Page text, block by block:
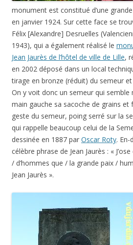
monument est constitué d’une
en janvier 1924. Sur cette face se
Félix [Alexandre] Desruelles
1943), qui a également réalisé le
Jean Jaurès de l’hôtel de ville de Lille,
en 2002 déposé dans un local
tirage en bronze (réduit) du semeur
On y voit donc un semeur qui semble
main gauche sa sacoche de grains et
geste du semeur, poing serré sur la
qui rappelle beaucoup celui de la
dessinée en 1887 par Oscar Roty.
célèbre phrase de Jean Jaurès : «
/ d’hommes que / la grande paix /
Jean Jaurès ».